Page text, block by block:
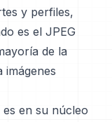
y perfiles,
es el JPEG
de la
imágenes
en su núcleo